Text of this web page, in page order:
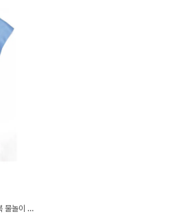
속건소재 남아 여름 쿨 반팔티 펀칭 라운드넥 유아 운동복 수영복 물놀이 커버업 겸용